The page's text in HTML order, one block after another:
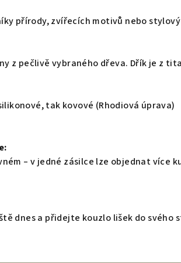
přírody, zvířecích motivů nebo
z pečlivě vybraného dřeva. Dřík je z
tak kovové (Rhodiová úprava)
– v jedné zásilce lze objednat více
dnes a přidejte kouzlo lišek do svého